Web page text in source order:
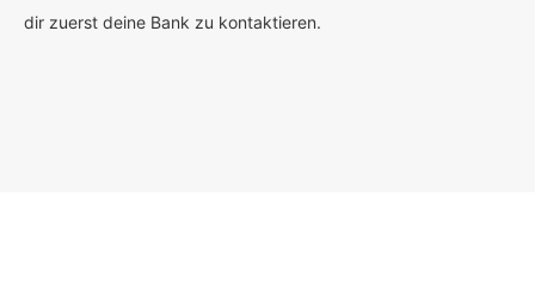
dir zuerst deine Bank zu kontaktieren.